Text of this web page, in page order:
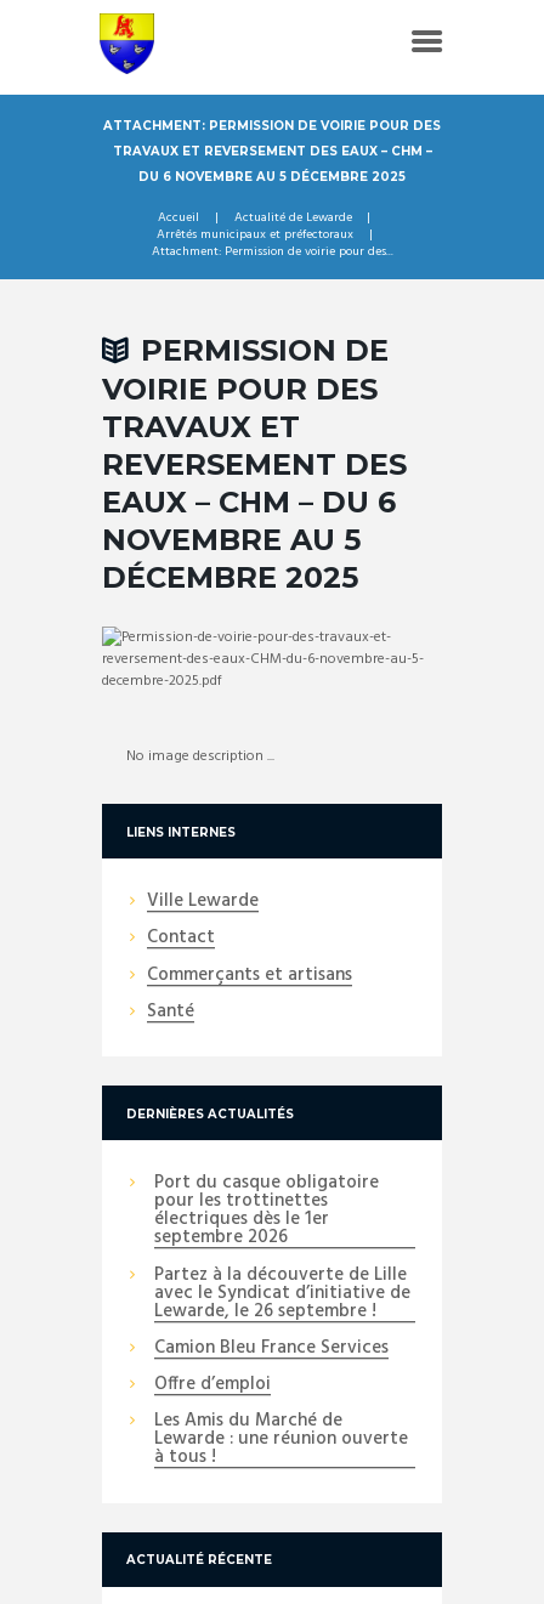
ATTACHMENT: PERMISSION DE VOIRIE POUR DES
TRAVAUX ET REVERSEMENT DES EAUX – CHM –
DU 6 NOVEMBRE AU 5 DÉCEMBRE 2025
Accueil
Actualité de Lewarde
Arrêtés municipaux et préfectoraux
Attachment: Permission de voirie pour des...
PERMISSION DE
VOIRIE POUR DES
TRAVAUX ET
REVERSEMENT DES
EAUX – CHM – DU 6
NOVEMBRE AU 5
DÉCEMBRE 2025
No image description ...
LIENS INTERNES
Ville Lewarde
Contact
Commerçants et artisans
Santé
DERNIÈRES ACTUALITÉS
Port du casque obligatoire
pour les trottinettes
électriques dès le 1er
septembre 2026
Partez à la découverte de Lille
avec le Syndicat d’initiative de
Lewarde, le 26 septembre !
Camion Bleu France Services
Offre d’emploi
Les Amis du Marché de
Lewarde : une réunion ouverte
à tous !
ACTUALITÉ RÉCENTE